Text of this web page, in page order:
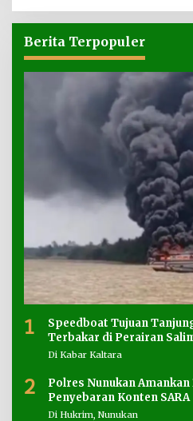
Berita Terpopuler
1
Speedboat Tujuan
Terbakar di Perairan
Di Kabar Kaltara
2
Polres Nunukan Amankan
Penyebaran Konten SARA
Di Hukrim, Nunukan